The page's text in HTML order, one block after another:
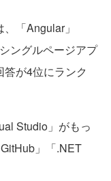
「Angular」
ングルページアプ
が4位にランク
Studio」がもっ
」「.NET